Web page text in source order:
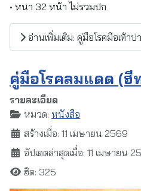
• หนา 32 หน้า ไม่รวมปก
อ่านเพิ่มเติม: คู่มือโรคมือเท้าป
คู่มือโรคลมแดด (ฮี
รายละเอียด
หมวด: หนังสือ
สร้างเมื่อ: 11 เมษายน 2569
อัปเดตล่าสุดเมื่อ: 11 เมษายน
ฮิต: 325